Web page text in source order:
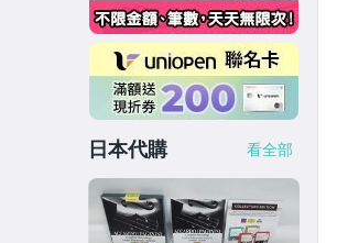
日本代購 看全部